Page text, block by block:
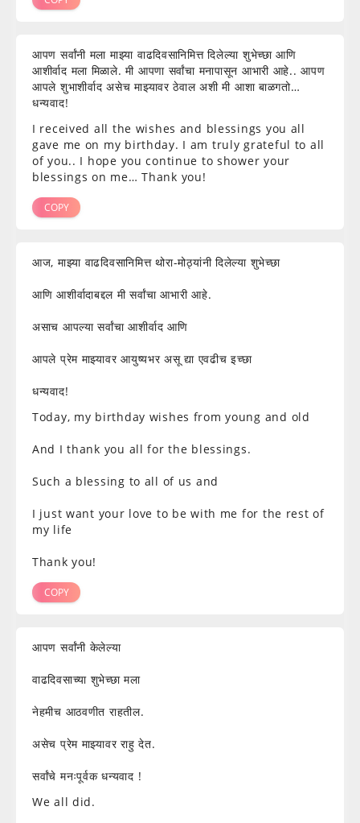
आपण सर्वांनी मला माझ्या वाढदिवसानिमित्त दिलेल्या शुभेच्छा आणि
आशीर्वाद मला मिळाले. मी आपणा सर्वांचा मनापासून आभारी आहे.. आपण
आपले शुभाशीर्वाद असेच माझ्यावर ठेवाल अशी मी आशा बाळगतो…
धन्यवाद!
I received all the wishes and blessings you all
gave me on my birthday. I am truly grateful to all
of you.. I hope you continue to shower your
blessings on me… Thank you!
COPY
आज, माझ्या वाढदिवसानिमित्त थोरा-मोठ्यांनी दिलेल्या शुभेच्छा
आणि आशीर्वादाबद्दल मी सर्वांचा आभारी आहे.
असाच आपल्या सर्वांचा आशीर्वाद आणि
आपले प्रेम माझ्यावर आयुष्यभर असू द्या एवढीच इच्छा
धन्यवाद!
Today, my birthday wishes from young and old
And I thank you all for the blessings.
Such a blessing to all of us and
I just want your love to be with me for the rest of
my life
Thank you!
COPY
आपण सर्वांनी केलेल्या
वाढदिवसाच्या शुभेच्छा मला
नेहमीच आठवणीत राहतील.
असेच प्रेम माझ्यावर राहु देत.
सर्वांचे मनःपूर्वक धन्यवाद !
We all did.